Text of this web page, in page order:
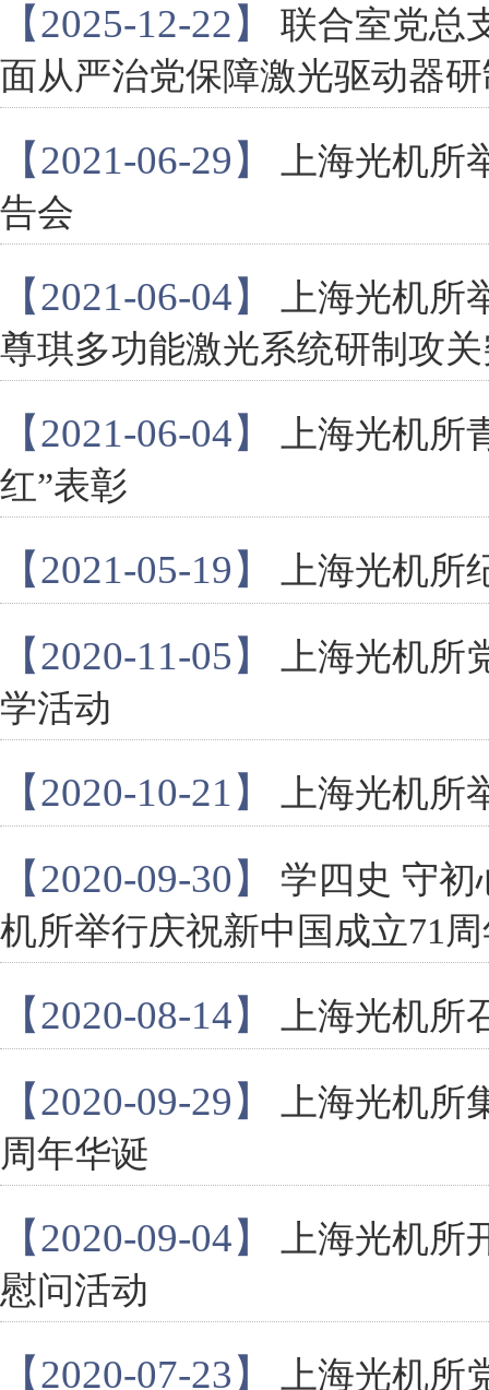
【2025-12-22】
联合室党总
面从严治党保障激光驱动器
【2021-06-29】
上海光机
告会
【2021-06-04】
上海光机
尊琪多功能激光系统研制攻
【2021-06-04】
上海光机
红”表彰
【2021-05-19】 上海光机
【2020-11-05】
上海光机
学活动
【2020-10-21】 上海光机
【2020-09-30】
学四史 守
机所举行庆祝新中国成立71
【2020-08-14】 上海光机所
【2020-09-29】
上海光机
周年华诞
【2020-09-04】
上海光机
慰问活动
【2020-07-23】
上海光机